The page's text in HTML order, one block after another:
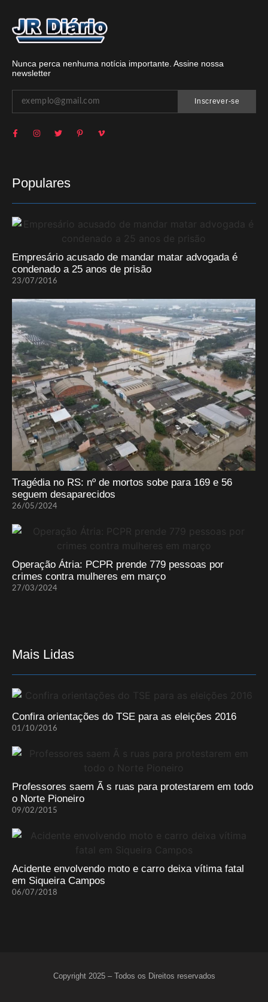
Nunca perca nenhuma notícia importante. Assine nossa
newsletter
Inscrever-se
Populares
Empresário acusado de mandar matar advogada é
condenado a 25 anos de prisão
23/07/2016
Tragédia no RS: nº de mortos sobe para 169 e 56
seguem desaparecidos
26/05/2024
Operação Átria: PCPR prende 779 pessoas por
crimes contra mulheres em março
27/03/2024
Mais Lidas
Confira orientações do TSE para as eleições 2016
01/10/2016
Professores saem Ã s ruas para protestarem em todo
o Norte Pioneiro
09/02/2015
Acidente envolvendo moto e carro deixa vítima fatal
em Siqueira Campos
06/07/2018
Copyright 2025 – Todos os Direitos reservados